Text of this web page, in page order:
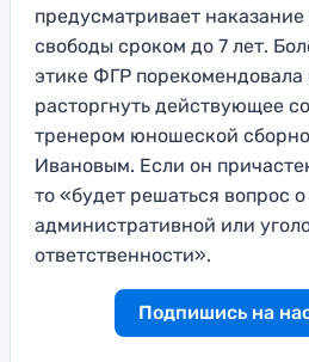
предусматривает
свободы сроком до 7 лет.
этике ФГР
расторгнуть действующее
тренером юношеской
Ивановым. Если он
то «будет решаться вопрос
административной или
ответственности».
Подпишись на